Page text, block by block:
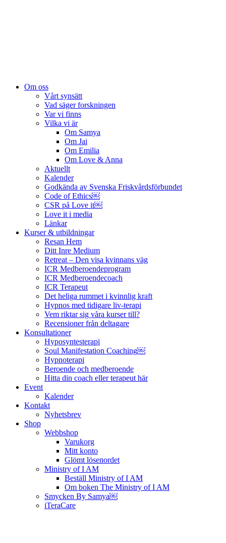
Om oss
Vårt synsätt
Vad säger forskningen
Var vi finns
Vilka vi är
Om Samya
Om Jai
Om Emilia
Om Love & Anna
Aktuellt
Kalender
Godkända av Svenska Friskvårdsförbundet
Code of Ethics￼
CSR på Love it￼
Love it i media
Länkar
Kurser & utbildningar
Resan Hem
Ditt Inre Medium
Retreat – Den visa kvinnans väg
ICR Medberoendeprogram
ICR Medberoendecoach
ICR Terapeut
Det heliga rummet i kvinnlig kraft
Hypnos med tidigare liv-terapi
Vem riktar sig våra kurser till?
Recensioner från deltagare
Konsultationer
Hyposyntesterapi
Soul Manifestation Coaching￼
Hypnoterapi
Beroende och medberoende
Hitta din coach eller terapeut här
Event
Kalender
Kontakt
Nyhetsbrev
Shop
Webbshop
Varukorg
Mitt konto
Glömt lösenordet
Ministry of I AM
Beställ Ministry of I AM
Om boken The Ministry of I AM
Smycken By Samya￼
iTeraCare